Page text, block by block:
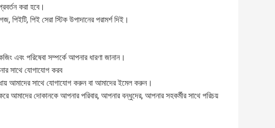
করা হবে।
পিইটি, পিই সেরা স্টিক উপাদানের পরামর্শ দিই।
এবং পরিষেবা সম্পর্কে আপনার ধারণা জানান।
সাথে যোগাযোগ করব
আমাদের সাথে যোগাযোগ করুন বা আমাদের ইমেল করুন।
আমাদের দোকানকে আপনার পরিবার, আপনার বন্ধুদের, আপনার সহকর্মীর সাথে পরিচয়